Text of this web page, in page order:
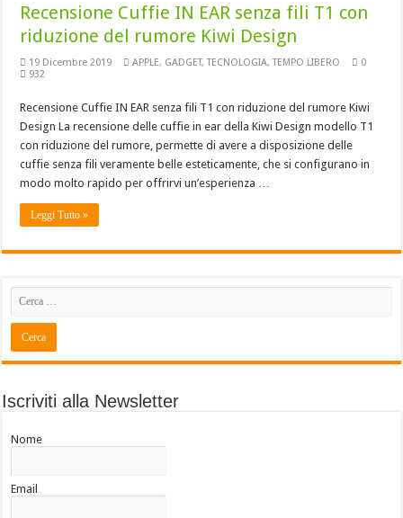
Recensione Cuffie IN EAR senza fili T1 con
riduzione del rumore Kiwi Design
19 Dicembre 2019 APPLE, GADGET,TECNOLOGIA,TEMPO LIBERO
0
932
Recensione Cuffie IN EAR senza fili T1 con riduzione del rumore Kiwi
Design La recensione delle cuffie in ear della Kiwi Design modello T1
con riduzione del rumore, permette di avere a disposizione delle
cuffie senza fili veramente belle esteticamente, che si configurano in
modo molto rapido per offrirvi un’esperienza …
Leggi Tutto »
Iscriviti alla Newsletter
Nome
Email